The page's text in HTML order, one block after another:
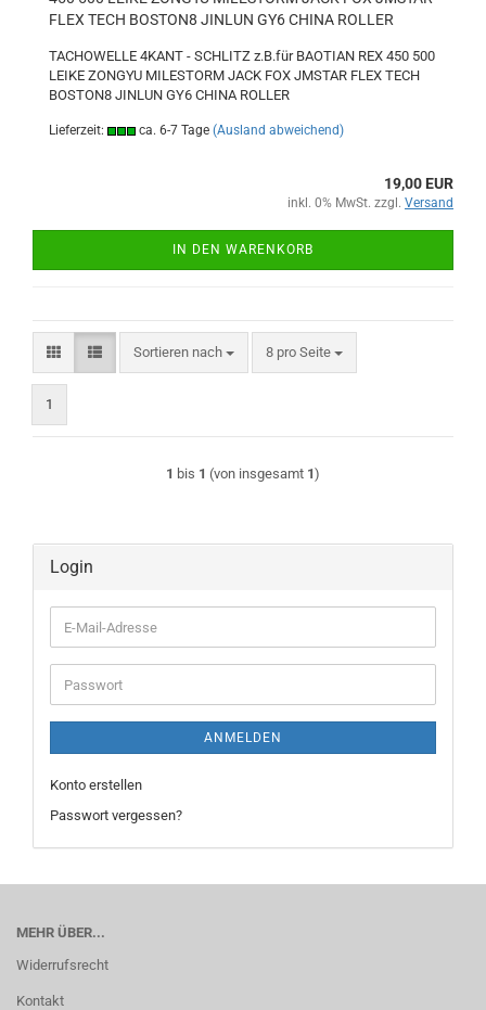
FLEX TECH BOSTON8 JINLUN GY6 CHINA ROLLER
TACHOWELLE 4KANT - SCHLITZ z.B.für BAOTIAN REX 450 500
LEIKE ZONGYU MILESTORM JACK FOX JMSTAR FLEX TECH
BOSTON8 JINLUN GY6 CHINA ROLLER
Lieferzeit: ca. 6-7 Tage (Ausland abweichend)
19,00 EUR
inkl. 0% MwSt. zzgl. Versand
IN DEN WARENKORB
Sortieren nach
Sortieren nach 8 pro Seite
pro Seite
1
1 bis 1 (von insgesamt 1)
Login
E-
Mail-
Adresse
Passwort
ANMELDEN
Konto erstellen
Passwort vergessen?
MEHR ÜBER...
Widerrufsrecht
Kontakt